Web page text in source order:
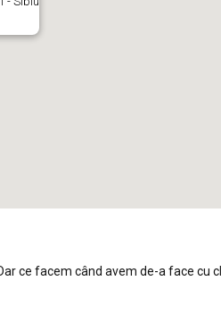
ce facem când avem de-a face cu